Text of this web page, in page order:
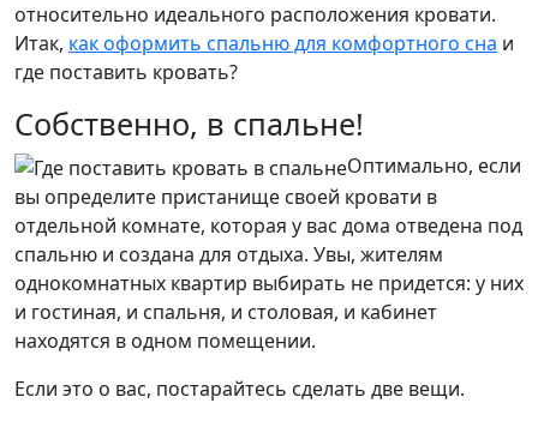
относительно идеального расположения кровати.
Итак, как оформить спальню для комфортного сна и
где поставить кровать?
Собственно, в спальне!
Оптимально, если
вы определите пристанище своей кровати в
отдельной комнате, которая у вас дома отведена под
спальню и создана для отдыха. Увы, жителям
однокомнатных квартир выбирать не придется: у них
и гостиная, и спальня, и столовая, и кабинет
находятся в одном помещении.
Если это о вас, постарайтесь сделать две вещи.